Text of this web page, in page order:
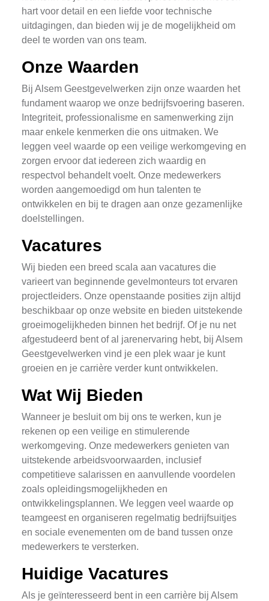
hart voor detail en een liefde voor technische
uitdagingen, dan bieden wij je de mogelijkheid om
deel te worden van ons team.
Onze Waarden
Bij Alsem Geestgevelwerken zijn onze waarden het
fundament waarop we onze bedrijfsvoering baseren.
Integriteit, professionalisme en samenwerking zijn
maar enkele kenmerken die ons uitmaken. We
leggen veel waarde op een veilige werkomgeving en
zorgen ervoor dat iedereen zich waardig en
respectvol behandelt voelt. Onze medewerkers
worden aangemoedigd om hun talenten te
ontwikkelen en bij te dragen aan onze gezamenlijke
doelstellingen.
Vacatures
Wij bieden een breed scala aan vacatures die
varieert van beginnende gevelmonteurs tot ervaren
projectleiders. Onze openstaande posities zijn altijd
beschikbaar op onze website en bieden uitstekende
groeimogelijkheden binnen het bedrijf. Of je nu net
afgestudeerd bent of al jarenervaring hebt, bij Alsem
Geestgevelwerken vind je een plek waar je kunt
groeien en je carrière verder kunt ontwikkelen.
Wat Wij Bieden
Wanneer je besluit om bij ons te werken, kun je
rekenen op een veilige en stimulerende
werkomgeving. Onze medewerkers genieten van
uitstekende arbeidsvoorwaarden, inclusief
competitieve salarissen en aanvullende voordelen
zoals opleidingsmogelijkheden en
ontwikkelingsplannen. We leggen veel waarde op
teamgeest en organiseren regelmatig bedrijfsuitjes
en sociale evenementen om de band tussen onze
medewerkers te versterken.
Huidige Vacatures
Als je geïnteresseerd bent in een carrière bij Alsem